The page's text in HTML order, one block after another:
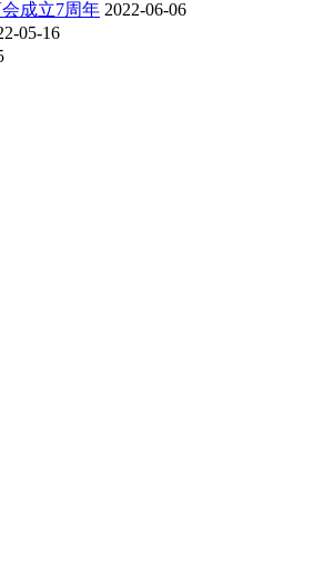
成立7周年 2022-06-06
05-16